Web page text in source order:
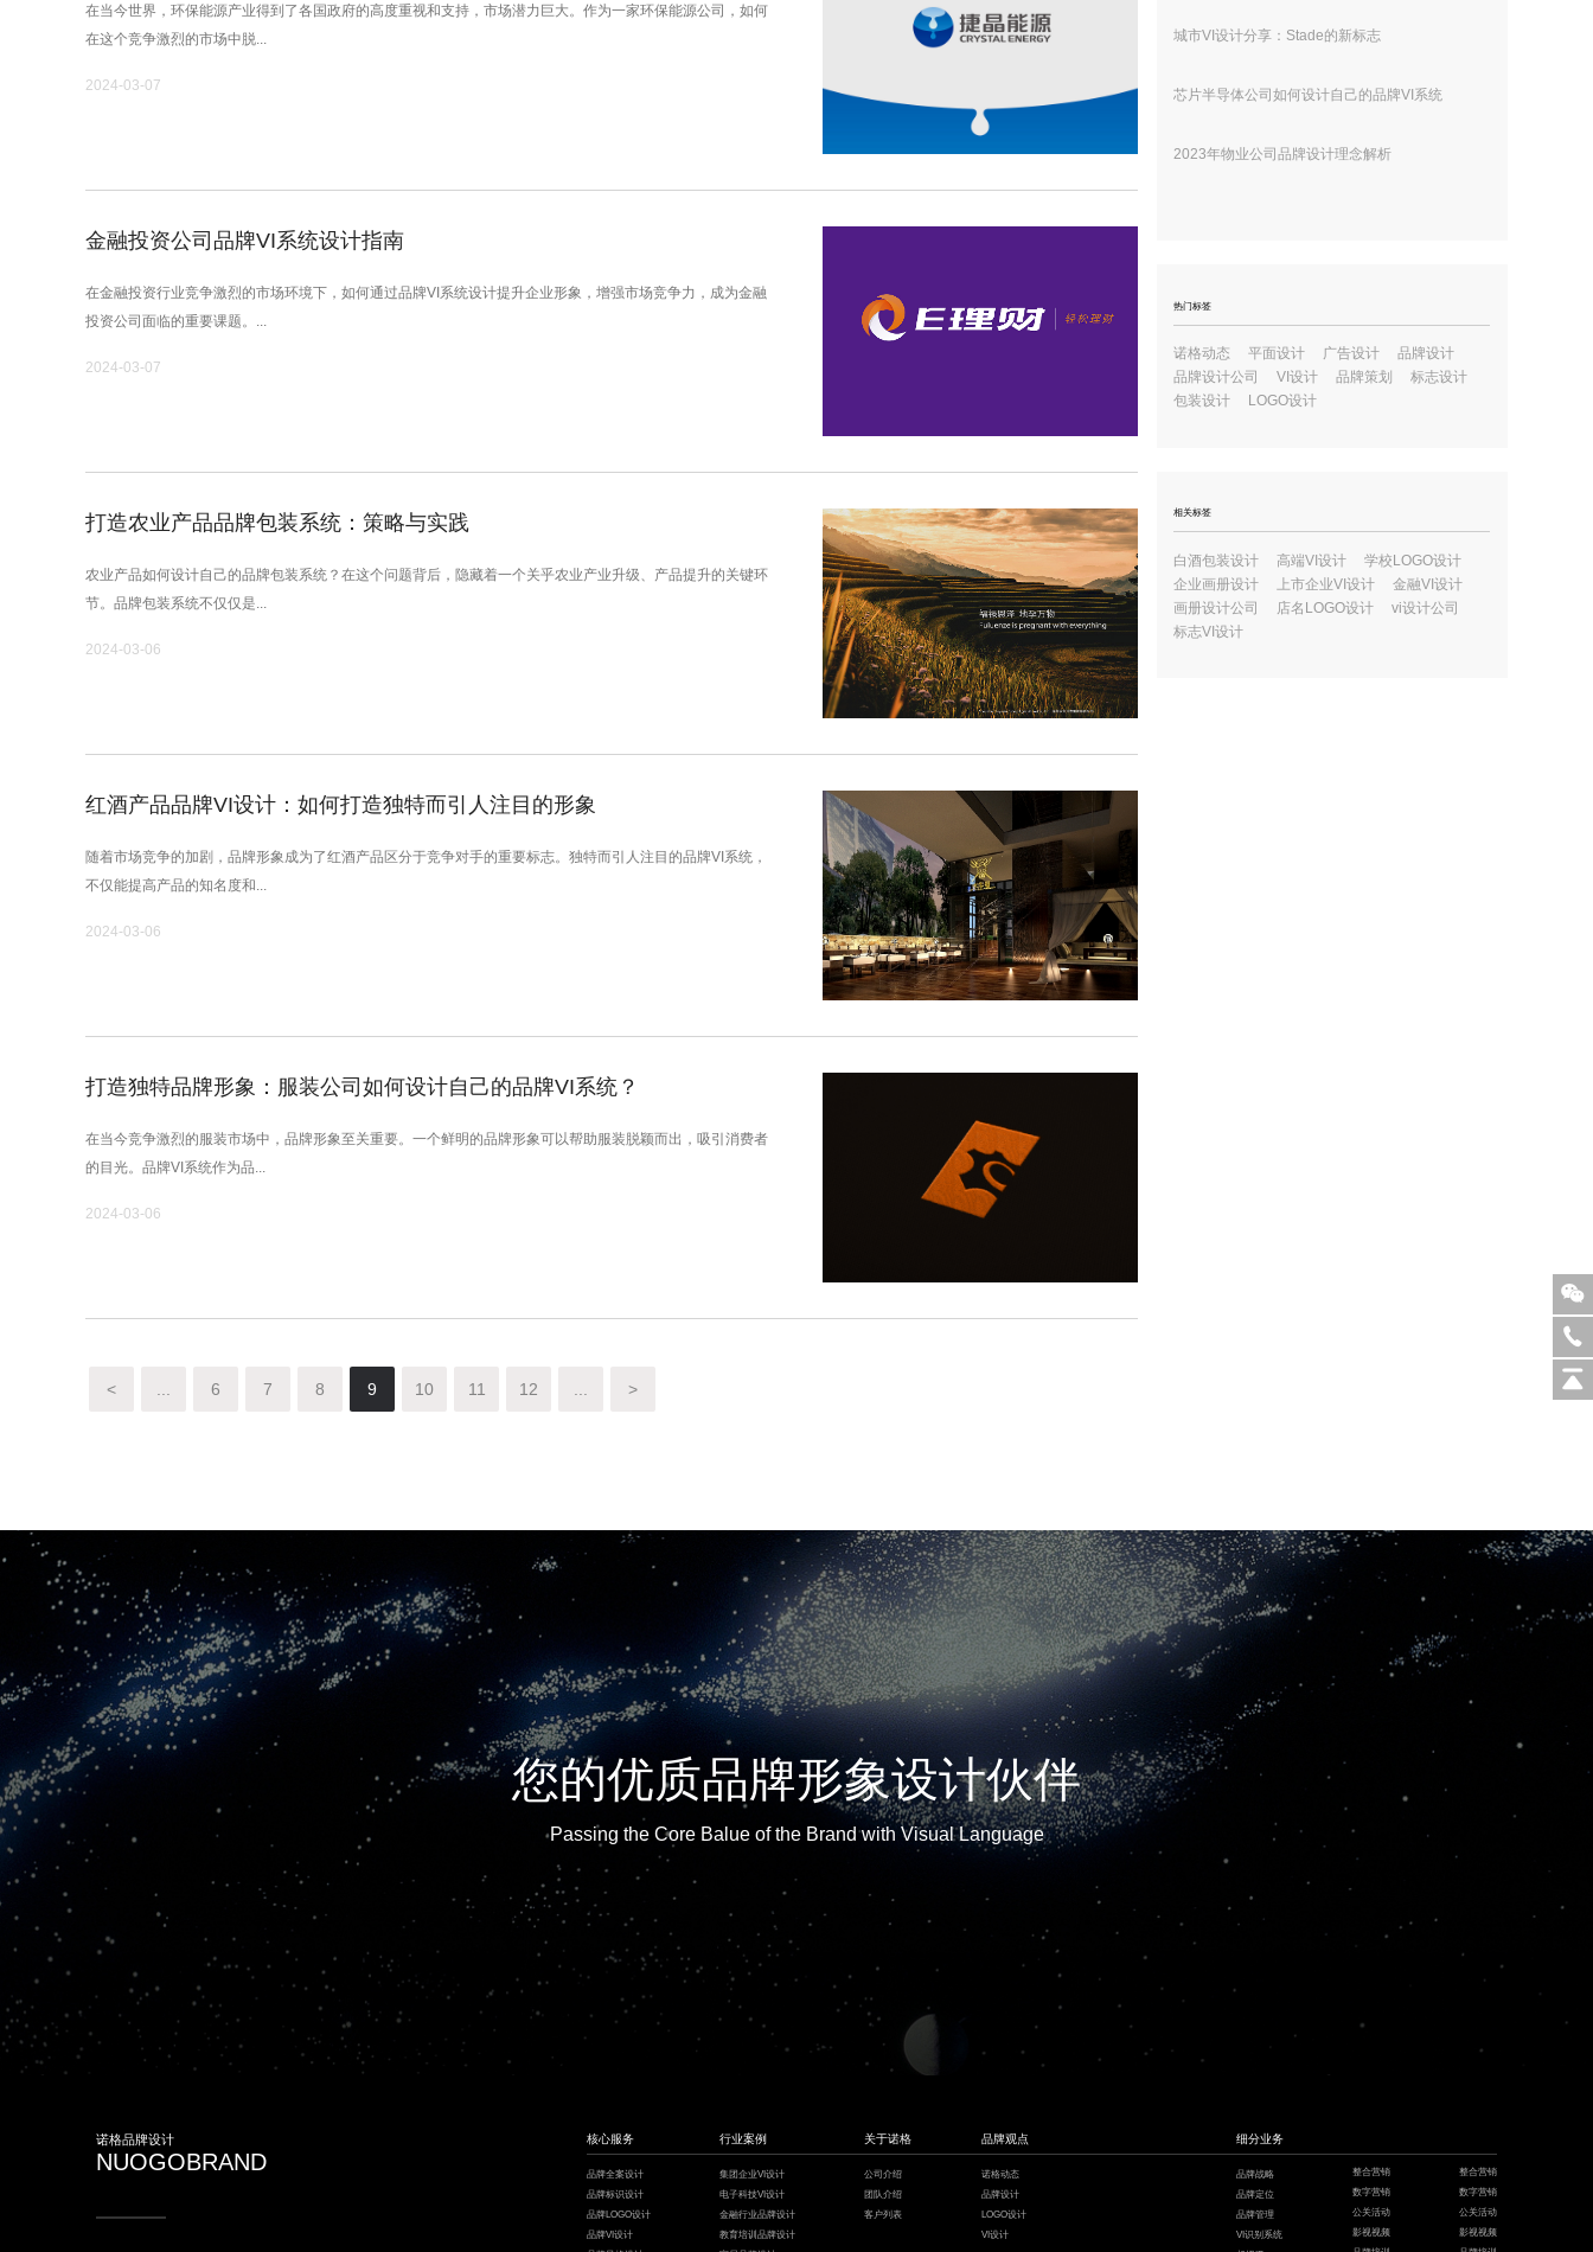
在当今世界，环保能源产业得到了各国政府的高度重视和支持，市场潜力巨大。作为一家环保能源公司，如何
在这个竞争激烈的市场中脱...
2024-03-07
金融投资公司品牌VI系统设计指南
在金融投资行业竞争激烈的市场环境下，如何通过品牌VI系统设计提升企业形象，增强市场竞争力，成为金融
投资公司面临的重要课题。...
2024-03-07
打造农业产品品牌包装系统：策略与实践
农业产品如何设计自己的品牌包装系统？在这个问题背后，隐藏着一个关乎农业产业升级、产品提升的关键环
节。品牌包装系统不仅仅是...
2024-03-06
红酒产品品牌VI设计：如何打造独特而引人注目的形象
随着市场竞争的加剧，品牌形象成为了红酒产品区分于竞争对手的重要标志。独特而引人注目的品牌VI系统，
不仅能提高产品的知名度和...
2024-03-06
打造独特品牌形象：服装公司如何设计自己的品牌VI系统？
在当今竞争激烈的服装市场中，品牌形象至关重要。一个鲜明的品牌形象可以帮助服装脱颖而出，吸引消费者
的目光。品牌VI系统作为品...
2024-03-06
城市VI设计分享：Stade的新标志
芯片半导体公司如何设计自己的品牌VI系统
2023年物业公司品牌设计理念解析
热门标签
诺格动态 平面设计 广告设计
品牌设计
品牌设计公司
VI设计 品牌策划
标志设计
包装设计
LOGO设计
相关标签
白酒包装设计 高端VI设计
学校LOGO设计
企业画册设计
上市企业VI设计
金融VI设计
画册设计公司
店名LOGO设计
vi设计公司
标志VI设计
< ... 6 7 8 9 10 11 12 ... >
您的优质品牌形象设计伙伴
Passing the Core Balue of the Brand with Visual Language
诺格品牌设计
NUOGOBRAND
核心服务
品牌全案设计
品牌标识设计
品牌LOGO设计
品牌VI设计
行业案例
集团企业VI设计
电子科技VI设计
金融行业品牌设计
教育培训品牌设计
关于诺格
公司介绍
团队介绍
客户列表
品牌观点
诺格动态
品牌设计
LOGO设计
VI设计
细分业务
品牌战略
品牌定位
品牌管理
VI识别系统
整合营销
数字营销
公关活动
影视视频
整合营销
数字营销
公关活动
影视视频